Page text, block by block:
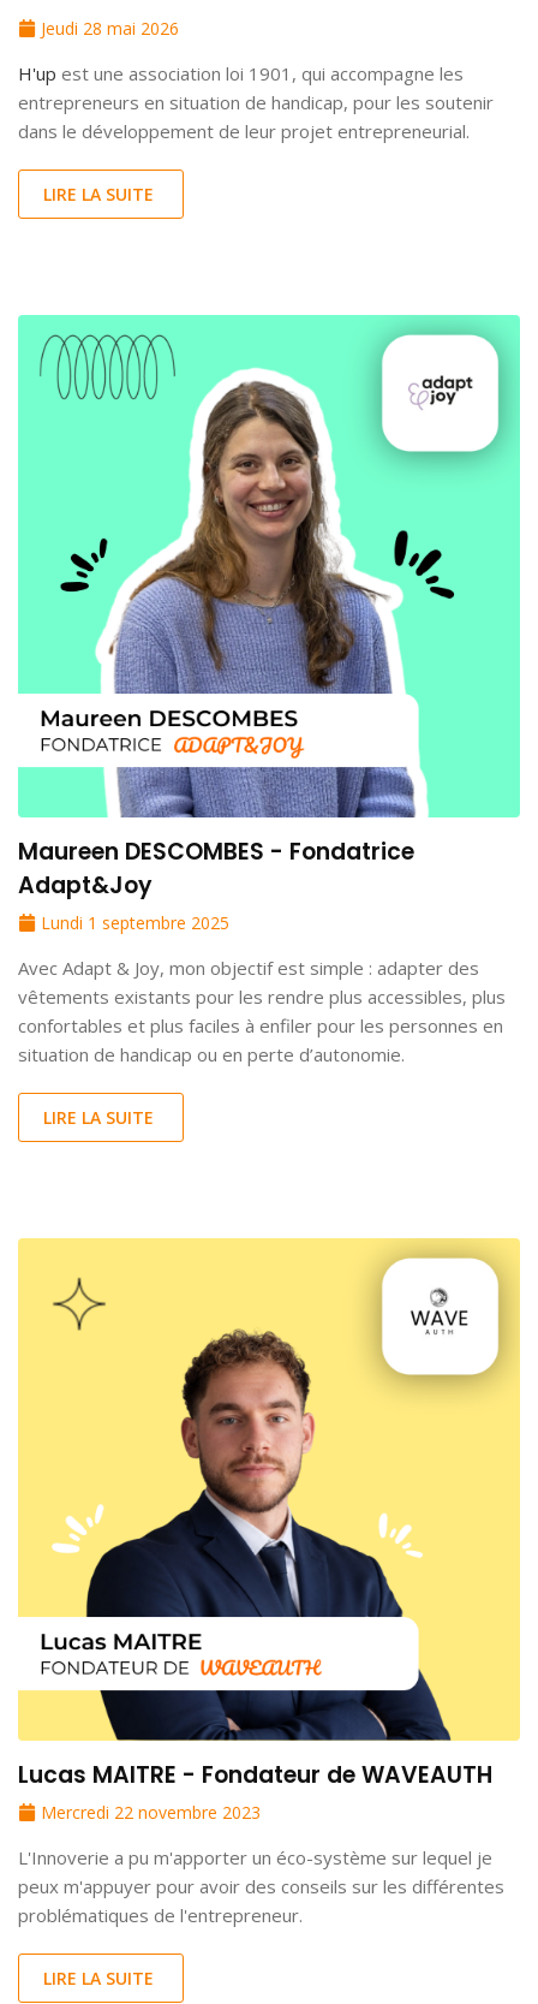
Jeudi 28 mai 2026
H'up est une association loi 1901, qui accompagne les
entrepreneurs en situation de handicap, pour les soutenir
dans le développement de leur projet entrepreneurial.
LIRE LA SUITE
Maureen DESCOMBES - Fondatrice
Adapt&Joy
Lundi 1 septembre 2025
Avec Adapt & Joy, mon objectif est simple : adapter des
vêtements existants pour les rendre plus accessibles, plus
confortables et plus faciles à enfiler pour les personnes en
situation de handicap ou en perte d’autonomie.
LIRE LA SUITE
Lucas MAITRE - Fondateur de WAVEAUTH
Mercredi 22 novembre 2023
L'Innoverie a pu m'apporter un éco-système sur lequel je
peux m'appuyer pour avoir des conseils sur les différentes
problématiques de l'entrepreneur.
LIRE LA SUITE